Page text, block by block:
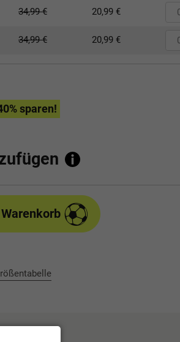
34,99€ 20,99 €
34,99€ 20,99 €
% sparen!